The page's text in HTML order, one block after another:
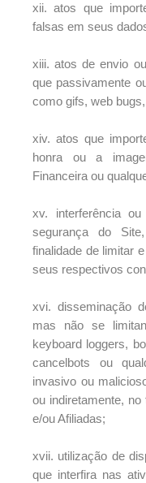
xii. atos que
falsas em seus
xiii. atos de envio
que passivamente
como gifs, web
xiv. atos que
honra ou a
Financeira ou
xv. interferência
segurança do
finalidade de limitar
seus respectivos
xvi. disseminação
mas não se
keyboard loggers,
cancelbots ou
invasivo ou
ou indiretamente,
e/ou Afiliadas;
xvii. utilização de
que interfira nas